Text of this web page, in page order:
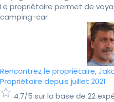
Le propriétaire permet de
camping-car
Rencontrez le propriétaire,
Propriétaire depuis juillet 2021
4.7/5 sur la base de 22